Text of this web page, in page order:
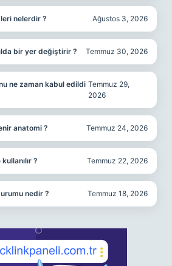
nelerdir ? Ağustos 3, 2026
bir yer değiştirir ? Temmuz 30, 2026
ne zaman kabul edildi Temmuz 29,
2026
anatomi ? Temmuz 24, 2026
? Temmuz 22, 2026
nedir ? Temmuz 18, 2026